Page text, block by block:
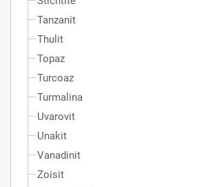
Tanzanit
Thulit
Topaz
Turcoaz
Turmalina
Uvarovit
Unakit
Vanadinit
Zoisit